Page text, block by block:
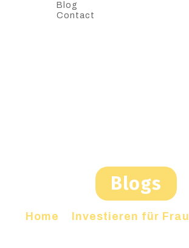
Blog
Contact
Blogs
Home Investieren für